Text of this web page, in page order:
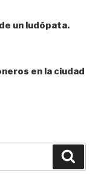
un ludópata.
en la ciudad